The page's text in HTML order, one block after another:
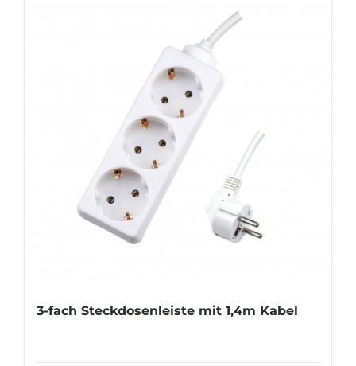
3-fach Steckdosenleiste mit 1,4m Kabel